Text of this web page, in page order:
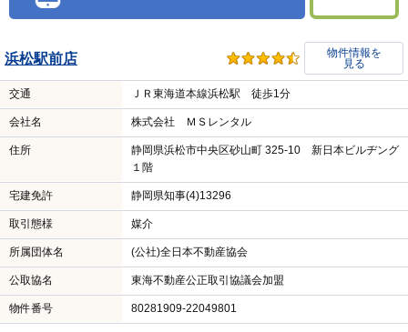
浜松駅前店
物件情報を
見る
交通 ＪＲ東海道本線浜松駅 徒歩1分
会社名 株式会社 ＭＳレンタル
住所
静岡県浜松市中央区砂山町 325-10 新日本ビルヂング
１階
宅建免許 静岡県知事(4)13296
取引態様 媒介
所属団体名 (公社)全日本不動産協会
公取協名 東海不動産公正取引協議会加盟
物件番号 80281909-22049801